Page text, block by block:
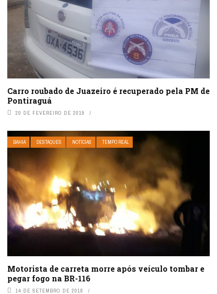
Carro roubado de Juazeiro é recuperado pela PM de
Pontiraguá
20 DE FEVEREIRO DE 2019
BAHIA DESTAQUES NOTÍCIAS TEMPO REAL
Motorista de carreta morre após veículo tombar e
pegar fogo na BR-116
14 DE SETEMBRO DE 2018